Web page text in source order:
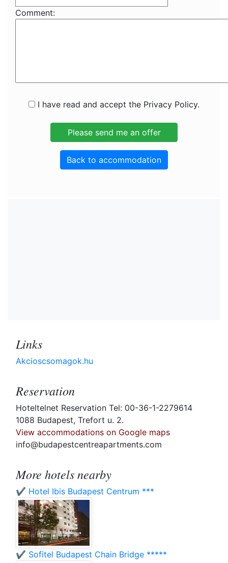
Comment:
I have read and accept the Privacy Policy.
Back to accommodation
Links
Akcioscsomagok.hu
Reservation
Hoteltelnet Reservation Tel: 00-36-1-2279614
1088 Budapest, Trefort u. 2.
View accommodations on Google maps
info@budapestcentreapartments.com
More hotels nearby
✔️ Hotel Ibis Budapest Centrum ***
✔️ Sofitel Budapest Chain Bridge *****